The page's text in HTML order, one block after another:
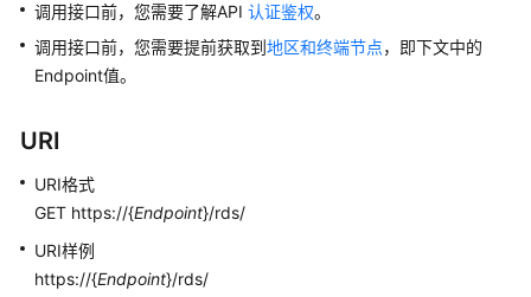
快
速
入
内
核
介
用
调用接口前，您需要了解API 认证鉴权。
调用接口前，您需要提前获取到地区和终端节点，即下文中的
Endpoint值。
URI
URI格式
GET https://{Endpoint}/rds/
URI样例
https://{Endpoint}/rds/